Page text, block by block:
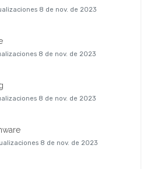
8 de nov. de 2023
8 de nov. de 2023
8 de nov. de 2023
8 de nov. de 2023